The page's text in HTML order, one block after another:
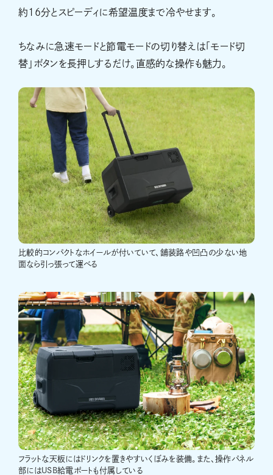
約16分とスピーディに希望温度まで冷やせます。
ちなみに急速モードと節電モードの切り替えは「モード切
替」ボタンを長押しするだけ。直感的な操作も魅力。
比較的コンパクトなホイールが付いていて、舗装路や凹凸の少ない地
面なら引っ張って運べる
フラットな天板にはドリンクを置きやすいくぼみを装備。また、操作パネル
部にはUSB給電ポートも付属している